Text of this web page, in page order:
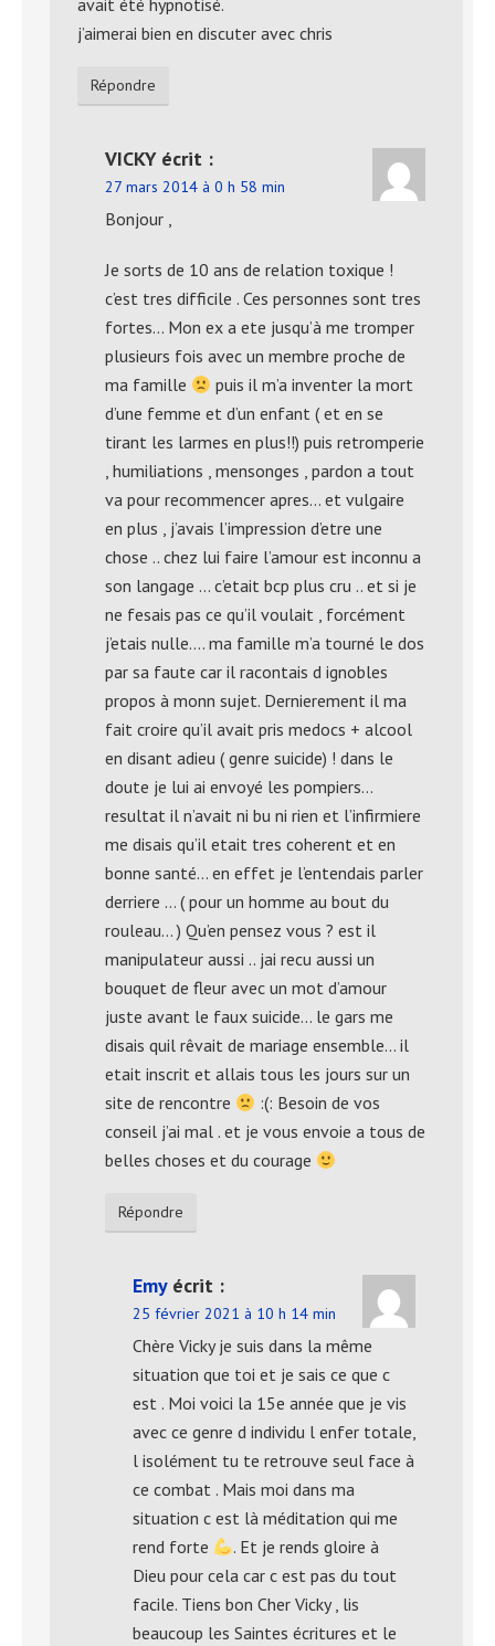
avait été hypnotisé.
j’aimerai bien en discuter avec chris
Répondre
VICKY écrit :
27 mars 2014 à 0 h 58 min
Bonjour ,
Je sorts de 10 ans de relation toxique !
c’est tres difficile . Ces personnes sont tres
fortes… Mon ex a ete jusqu’à me tromper
plusieurs fois avec un membre proche de
ma famille
puis il m’a inventer la mort
d’une femme et d’un enfant ( et en se
tirant les larmes en plus!!) puis retromperie
, humiliations , mensonges , pardon a tout
va pour recommencer apres… et vulgaire
en plus , j’avais l’impression d’etre une
chose .. chez lui faire l’amour est inconnu a
son langage … c’etait bcp plus cru .. et si je
ne fesais pas ce qu’il voulait , forcément
j’etais nulle…. ma famille m’a tourné le dos
par sa faute car il racontais d ignobles
propos à monn sujet. Dernierement il ma
fait croire qu’il avait pris medocs + alcool
en disant adieu ( genre suicide) ! dans le
doute je lui ai envoyé les pompiers…
resultat il n’avait ni bu ni rien et l’infirmiere
me disais qu’il etait tres coherent et en
bonne santé… en effet je l’entendais parler
derriere … ( pour un homme au bout du
rouleau… ) Qu’en pensez vous ? est il
manipulateur aussi .. jai recu aussi un
bouquet de fleur avec un mot d’amour
juste avant le faux suicide… le gars me
disais quil rêvait de mariage ensemble… il
etait inscrit et allais tous les jours sur un
site de rencontre
:(: Besoin de vos
conseil j’ai mal . et je vous envoie a tous de
belles choses et du courage
Répondre
Emy écrit :
25 février 2021 à 10 h 14 min
Chère Vicky je suis dans la même
situation que toi et je sais ce que c
est . Moi voici la 15e année que je vis
avec ce genre d individu l enfer totale,
l isolément tu te retrouve seul face à
ce combat . Mais moi dans ma
situation c est là méditation qui me
rend forte
. Et je rends gloire à
Dieu pour cela car c est pas du tout
facile. Tiens bon Cher Vicky , lis
beaucoup les Saintes écritures et le